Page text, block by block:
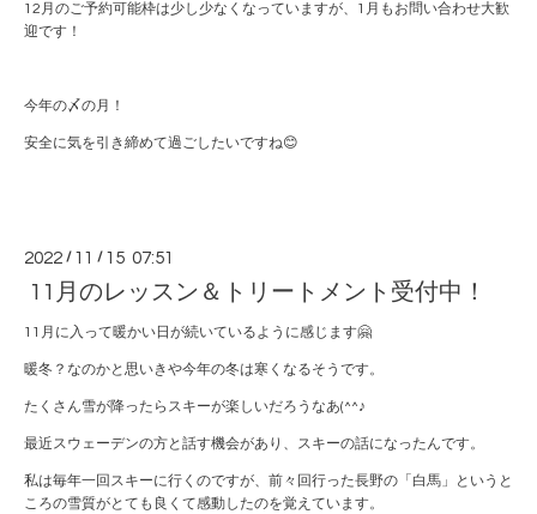
12月のご予約可能枠は少し少なくなっていますが、1月もお問い合わせ大歓
迎です！
今年の〆の月！
安全に気を引き締めて過ごしたいですね😊
2022 / 11 / 15 07:51
11月のレッスン＆トリートメント受付中！
11月に入って暖かい日が続いているように感じます🤗
暖冬？なのかと思いきや今年の冬は寒くなるそうです。
たくさん雪が降ったらスキーが楽しいだろうなあ(^^♪
最近スウェーデンの方と話す機会があり、スキーの話になったんです。
私は毎年一回スキーに行くのですが、前々回行った長野の「白馬」というと
ころの雪質がとても良くて感動したのを覚えています。